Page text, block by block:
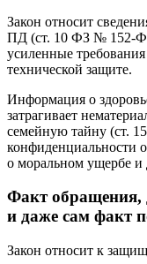
Закон относит
ПД (ст. 10 ФЗ №
усиленные
технической защите.
Информация о
затрагивает
семейную тайну (ст.
конфиденциальности
о моральном ущербе
Факт обращения,
и даже сам факт
Закон относит к